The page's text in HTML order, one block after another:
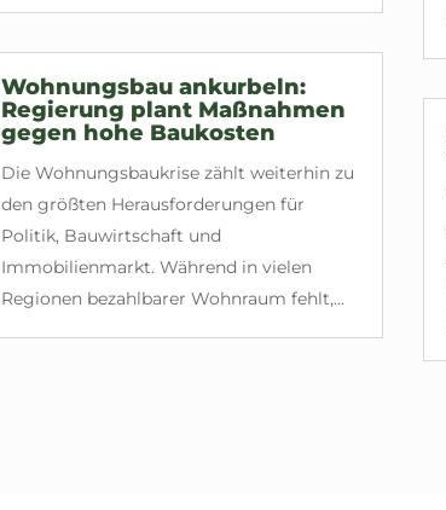
Wohnungsbau ankurbeln:
Regierung plant Maßnahmen
gegen hohe Baukosten
Die Wohnungsbaukrise zählt weiterhin zu
den größten Herausforderungen für
Politik, Bauwirtschaft und
Immobilienmarkt. Während in vielen
Regionen bezahlbarer Wohnraum fehlt,...